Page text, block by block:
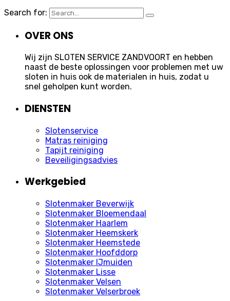
Search for:
OVER ONS
Wij zijn SLOTEN SERVICE ZANDVOORT en hebben
naast de beste oplossingen voor problemen met uw
sloten in huis ook de materialen in huis, zodat u
snel geholpen kunt worden.
DIENSTEN
Slotenservice
Matras reiniging
Tapijt reiniging
Beveiligingsadvies
Werkgebied
Slotenmaker Beverwijk
Slotenmaker Bloemendaal
Slotenmaker Haarlem
Slotenmaker Heemskerk
Slotenmaker Heemstede
Slotenmaker Hoofddorp
Slotenmaker IJmuiden
Slotenmaker Lisse
Slotenmaker Velsen
Slotenmaker Velserbroek